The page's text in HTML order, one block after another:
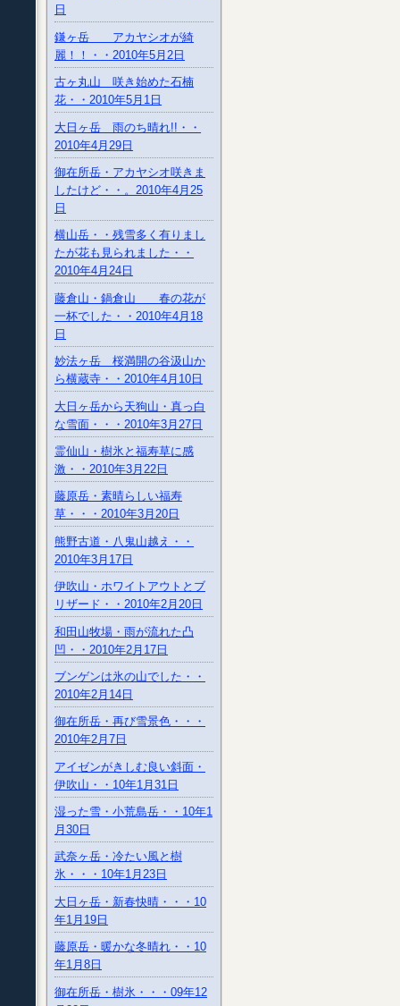
日
鎌ヶ岳 アカヤシオが綺
麗！！・・2010年5月2日
古ヶ丸山 咲き始めた石楠
花・・2010年5月1日
大日ヶ岳 雨のち晴れ!!・・
2010年4月29日
御在所岳・アカヤシオ咲きま
したけど・・。2010年4月25
日
横山岳・・残雪多く有りまし
たが花も見られました・・
2010年4月24日
藤倉山・鍋倉山 春の花が
一杯でした・・2010年4月18
日
妙法ヶ岳 桜満開の谷汲山か
ら横蔵寺・・2010年4月10日
大日ヶ岳から天狗山・真っ白
な雪面・・・2010年3月27日
霊仙山・樹氷と福寿草に感
激・・2010年3月22日
藤原岳・素晴らしい福寿
草・・・2010年3月20日
熊野古道・八鬼山越え・・
2010年3月17日
伊吹山・ホワイトアウトとブ
リザード・・2010年2月20日
和田山牧場・雨が流れた凸
凹・・2010年2月17日
ブンゲンは氷の山でした・・
2010年2月14日
御在所岳・再び雪景色・・・
2010年2月7日
アイゼンがきしむ良い斜面・
伊吹山・・10年1月31日
湿った雪・小荒島岳・・10年1
月30日
武奈ヶ岳・冷たい風と樹
氷・・・10年1月23日
大日ヶ岳・新春快晴・・・10
年1月19日
藤原岳・暖かな冬晴れ・・10
年1月8日
御在所岳・樹氷・・・09年12